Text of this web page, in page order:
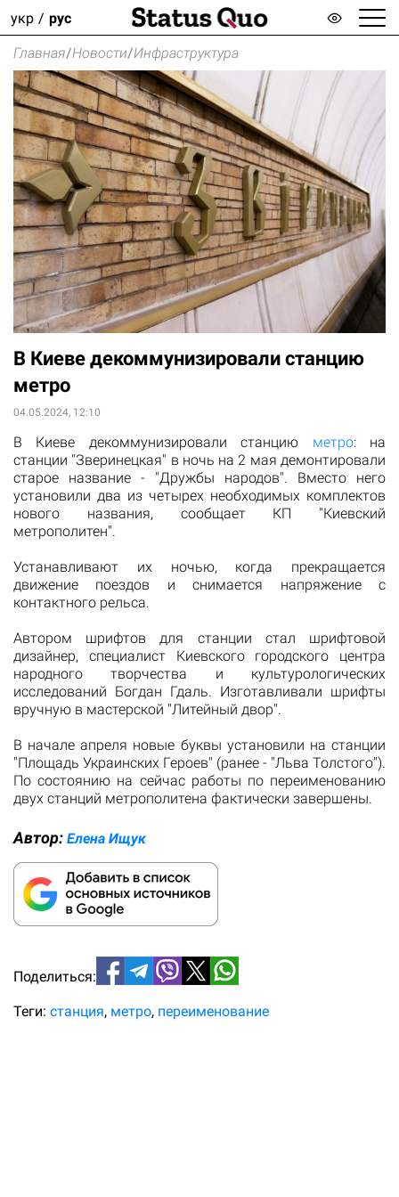
укр рус
Главная/Новости/Инфраструктура
В Киеве декоммунизировали станцию
метро
04.05.2024, 12:10
В Киеве декоммунизировали станцию метро: на
станции "Зверинецкая" в ночь на 2 мая демонтировали
старое название - "Дружбы народов". Вместо него
установили два из четырех необходимых комплектов
нового названия, сообщает КП "Киевский
метрополитен".
Устанавливают их ночью, когда прекращается
движение поездов и снимается напряжение с
контактного рельса.
Автором шрифтов для станции стал шрифтовой
дизайнер, специалист Киевского городского центра
народного творчества и культурологических
исследований Богдан Гдаль. Изготавливали шрифты
вручную в мастерской "Литейный двор".
В начале апреля новые буквы установили на станции
"Площадь Украинских Героев" (ранее - "Льва Толстого").
По состоянию на сейчас работы по переименованию
двух станций метрополитена фактически завершены.
Автор: Елена Ищук
Поделиться:
Теги: станция метро переименование